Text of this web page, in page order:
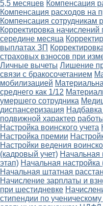
5,5 месяцев Компенсация
Компенсация расходов на
Компенсация сотрудникам
Корректировка
середине месяца
выплатах ЗП
страховых взносов при
Личные вычеты Лишение
связи с бракосочетанием
мобилизацией
среднего как 1/12
умершего сотрудника
диспансеризация Надбавка
подвижной характер
Настройка воинского учета
Настройка премии
Настройки ведения
(кадровый учет) Начальная
этап) Начальная настройка
Начальная штатная
Начисление зарплаты и
при шестидневке
стипендии по